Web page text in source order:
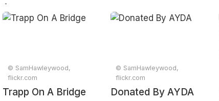
Annapurna
© SamHawleywood,
flickr.com
Trapp On A Bridge
© SamHawleywood,
flickr.com
Donated By AYDA